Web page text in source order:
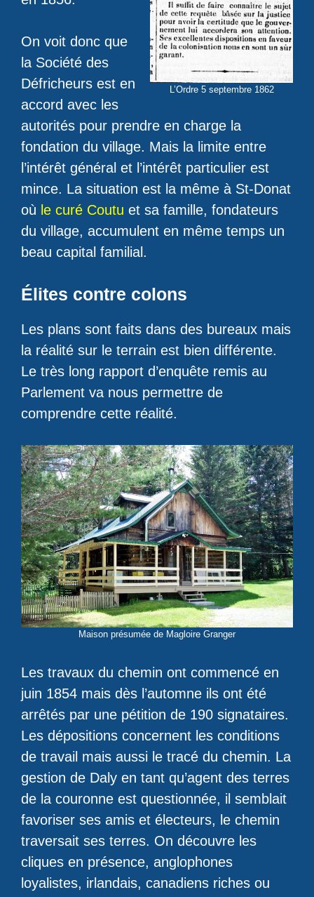
L’Ordre 5 septembre 1862
On voit donc que
la Société des
Défricheurs est en
accord avec les
autorités pour prendre en charge la
fondation du village. Mais la limite entre
l’intérêt général et l’intérêt particulier est
mince. La situation est la même à St-Donat
où le curé Coutu et sa famille, fondateurs
du village, accumulent en même temps un
beau capital familial.
Élites contre colons
Les plans sont faits dans des bureaux mais
la réalité sur le terrain est bien différente.
Le très long rapport d’enquête remis au
Parlement va nous permettre de
comprendre cette réalité.
Maison présumée de Magloire Granger
Les travaux du chemin ont commencé en
juin 1854 mais dès l’automne ils ont été
arrêtés par une pétition de 190 signataires.
Les dépositions concernent les conditions
de travail mais aussi le tracé du chemin. La
gestion de Daly en tant qu’agent des terres
de la couronne est questionnée, il semblait
favoriser ses amis et électeurs, le chemin
traversait ses terres. On découvre les
cliques en présence, anglophones
loyalistes, irlandais, canadiens riches ou